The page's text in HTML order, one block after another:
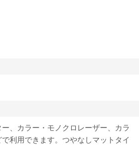
、カラー・モノクロレーザー、カラ
利用できます。つやなしマットタイ